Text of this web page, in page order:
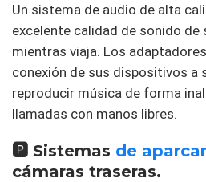
Un sistema de audio de alta
excelente calidad de sonido
mientras viaja. Los
conexión de sus dispositivos a
reproducir música de forma
llamadas con manos libres.
🅿️ Sistemas de
cámaras traseras.